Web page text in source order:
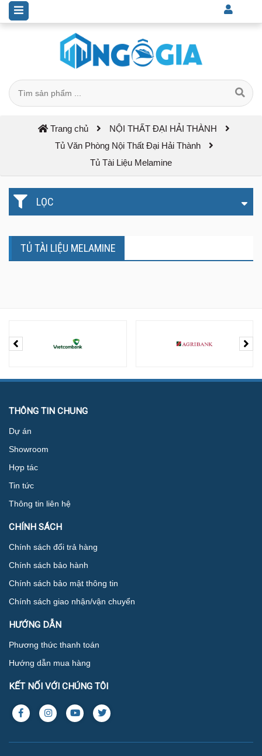
Trang chủ
NỘI THẤT ĐẠI HẢI THÀNH
Tủ Văn Phòng Nội Thất Đại Hải Thành
Tủ Tài Liệu Melamine
LỌC
TỦ TÀI LIỆU MELAMINE
THÔNG TIN CHUNG
Dự án
Showroom
Hợp tác
Tin tức
Thông tin liên hệ
CHÍNH SÁCH
Chính sách đổi trả hàng
Chính sách bảo hành
Chính sách bảo mật thông tin
Chính sách giao nhận/vận chuyển
HƯỚNG DẪN
Phương thức thanh toán
Hướng dẫn mua hàng
KẾT NỐI VỚI CHÚNG TÔI